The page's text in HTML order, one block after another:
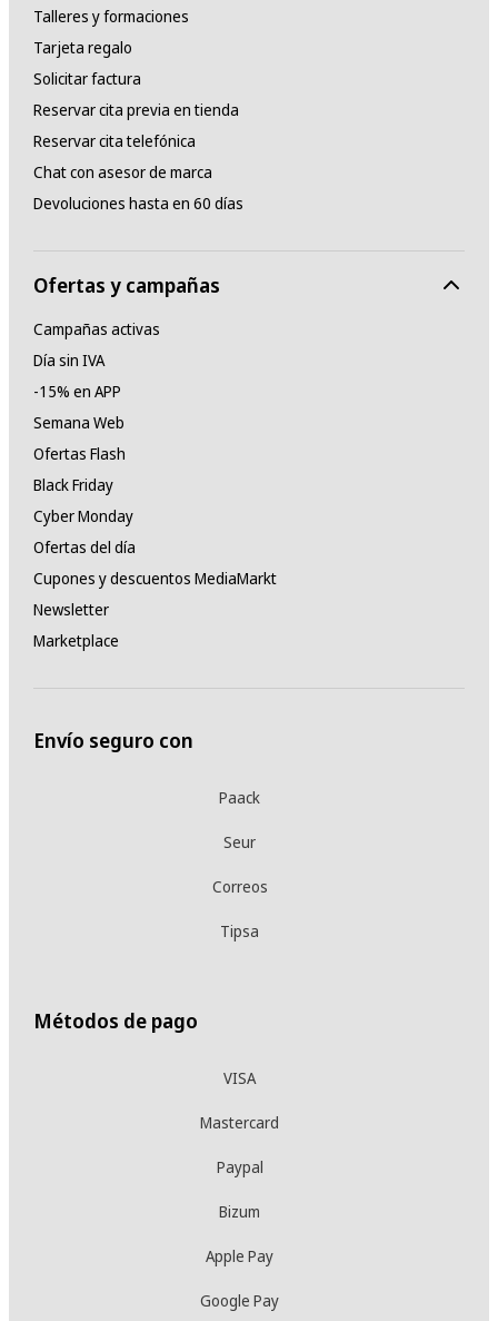
Talleres y formaciones
Tarjeta regalo
Solicitar factura
Reservar cita previa en tienda
Reservar cita telefónica
Chat con asesor de marca
Devoluciones hasta en 60 días
Ofertas y campañas
Campañas activas
Día sin IVA
-15% en APP
Semana Web
Ofertas Flash
Black Friday
Cyber Monday
Ofertas del día
Cupones y descuentos MediaMarkt
Newsletter
Marketplace
Envío seguro con
Paack
Seur
Correos
Tipsa
Métodos de pago
VISA
Mastercard
Paypal
Bizum
Apple Pay
Google Pay